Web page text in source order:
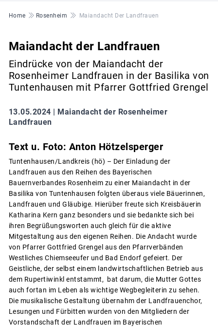
Pfadnavigation
Home Rosenheim Maiandacht Der Landfrauen
Maiandacht der Landfrauen
Eindrücke von der Maiandacht der
Rosenheimer Landfrauen in der Basilika von
Tuntenhausen mit Pfarrer Gottfried Grengel
13.05.2024 |
Maiandacht der Rosenheimer
Landfrauen
Text u. Foto: Anton Hötzelsperger
Tuntenhausen/Landkreis (hö) – Der Einladung der
Landfrauen aus den Reihen des Bayerischen
Bauernverbandes Rosenheim zu einer Maiandacht in der
Basilika von Tuntenhausen folgten überaus viele Bäuerinnen,
Landfrauen und Gläubige. Hierüber freute sich Kreisbäuerin
Katharina Kern ganz besonders und sie bedankte sich bei
ihren Begrüßungsworten auch gleich für die aktive
Mitgestaltung aus den eigenen Reihen. Die Andacht wurde
von Pfarrer Gottfried Grengel aus den Pfarrverbänden
Westliches Chiemseeufer und Bad Endorf gefeiert. Der
Geistliche, der selbst einem landwirtschaftlichen Betrieb aus
dem Rupertiwinkl entstammt, bat darum, die Mutter Gottes
auch fortan im Leben als wichtige Wegbegleiterin zu sehen.
Die musikalische Gestaltung übernahm der Landfrauenchor,
Lesungen und Fürbitten wurden von den Mitgliedern der
Vorstandschaft der Landfrauen im Bayerischen